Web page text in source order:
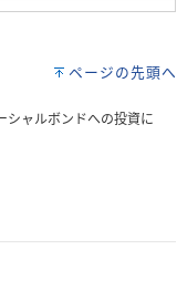
ページの先頭へ
シャルボンドへの投資に